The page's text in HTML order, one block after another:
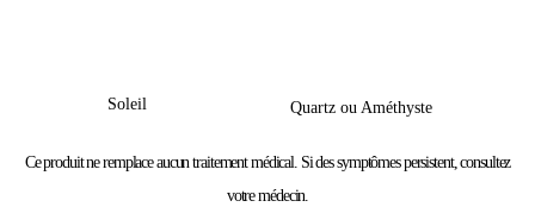
Soleil Quartz ou Améthyste
Ce produit ne remplace aucun traitement médical. Si des symptômes persistent, consultez
votre médecin.